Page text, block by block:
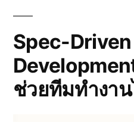
และ
Brownfield
Spec-Driven
ช่วยทีมทำงา